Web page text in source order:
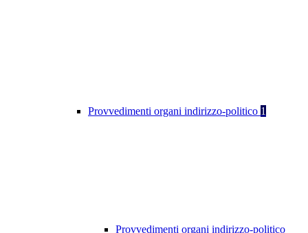
Provvedimenti organi indirizzo-politico 1
Provvedimenti organi indirizzo-politico